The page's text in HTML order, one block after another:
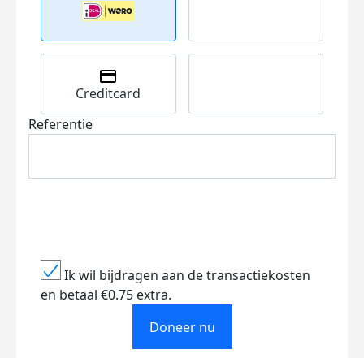
Creditcard
Referentie
Ik wil bijdragen aan de transactiekosten
en betaal €0.75 extra.
Doneer nu